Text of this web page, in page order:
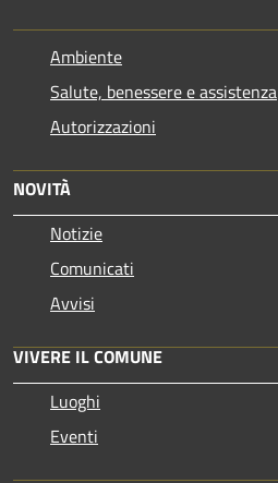
Ambiente
Salute, benessere e assistenza
Autorizzazioni
NOVITÀ
Notizie
Comunicati
Avvisi
VIVERE IL COMUNE
Luoghi
Eventi